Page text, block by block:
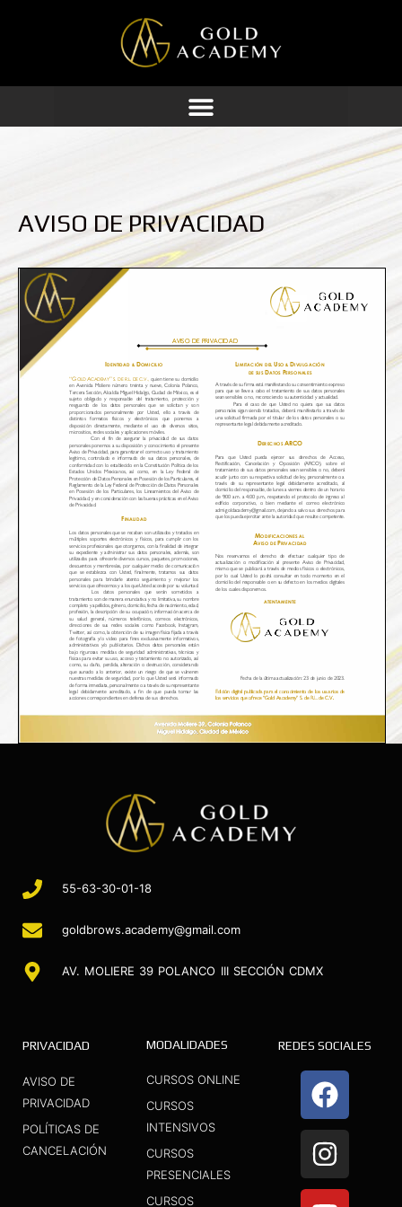
contenido
AVISO DE PRIVACIDAD
55-63-30-01-18
goldbrows.academy@gmail.com
AV. MOLIERE 39 POLANCO III SECCIÓN CDMX
PRIVACIDAD
AVISO DE
PRIVACIDAD
POLÍTICAS DE
CANCELACIÓN
MODALIDADES
CURSOS ONLINE
CURSOS
INTENSIVOS
CURSOS
PRESENCIALES
CURSOS
REDES SOCIALES
F
a
c
e
b
I
n
s
t
a
Y
o
u
t
u